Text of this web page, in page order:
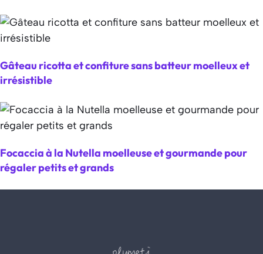
Gâteau ricotta et confiture sans batteur moelleux et
irrésistible
Focaccia à la Nutella moelleuse et gourmande pour
régaler petits et grands